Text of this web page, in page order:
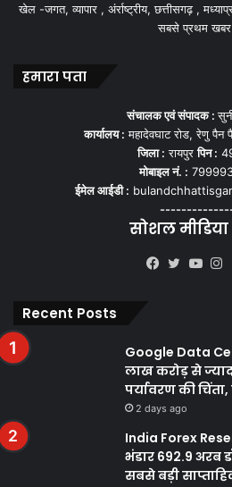
खेल -जगत, व्यापार , अंर्राष्ट्रीय, छत्तीसगढ़ ,
सबसे प्रथम
हमारा पता
संचालक एवं संपादक :
कार्यालय : महादेवघाट रोड, रेणु पैन
जिला : रायपुरपिन :
मोबाइल नं. :
ईमेल आईडी :
सोशल
Recent Posts
Google Data
लाख करोड़ से
पर्यावरण की
2 days ago
India Forex
भंडार 692.9 अरब
सबसे बड़ी